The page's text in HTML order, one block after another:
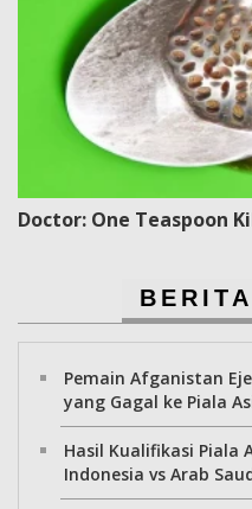
Doctor: One Teaspoon
Pemain Afganistan
yang Gagal ke Piala
Hasil Kualifikasi Piala
Indonesia vs Arab